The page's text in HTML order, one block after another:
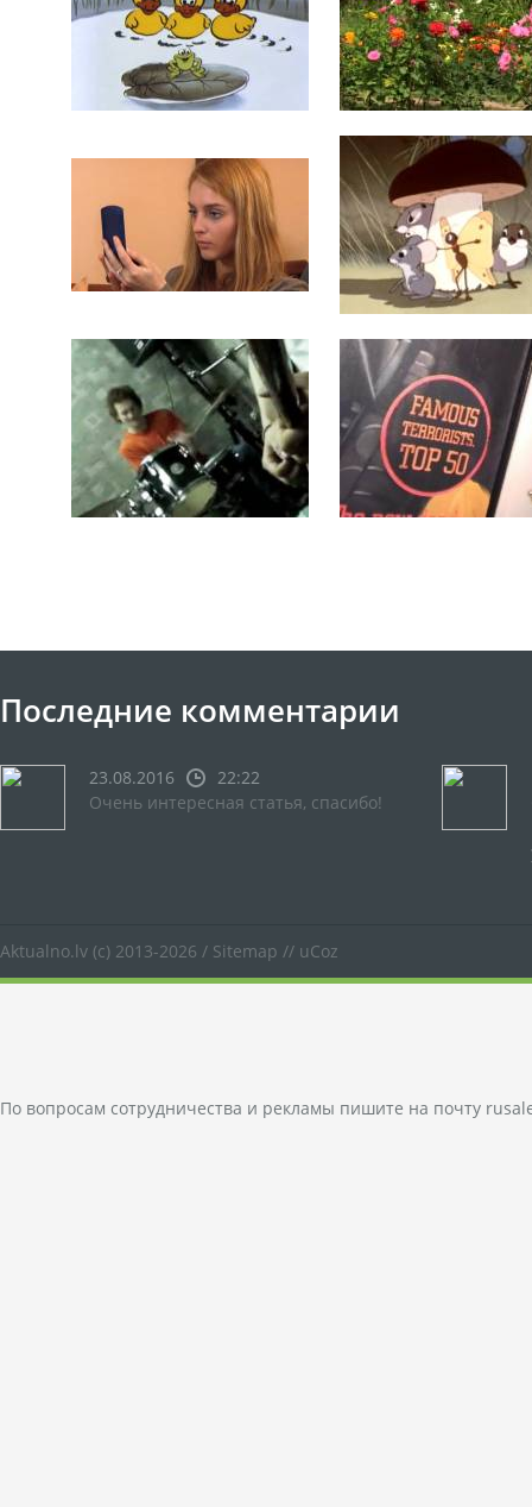
Последние комментарии
23.08.2016
22:22
Очень интересная статья, спасибо!
Aktualno.lv (c) 2013-2026 / Sitemap // uCoz
По вопросам сотрудничества и рекламы пишите на почту